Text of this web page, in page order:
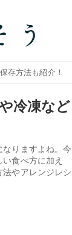
存方法も紹介！
冷凍など
りますよね。今
食べ方に加え
やアレンジレシ